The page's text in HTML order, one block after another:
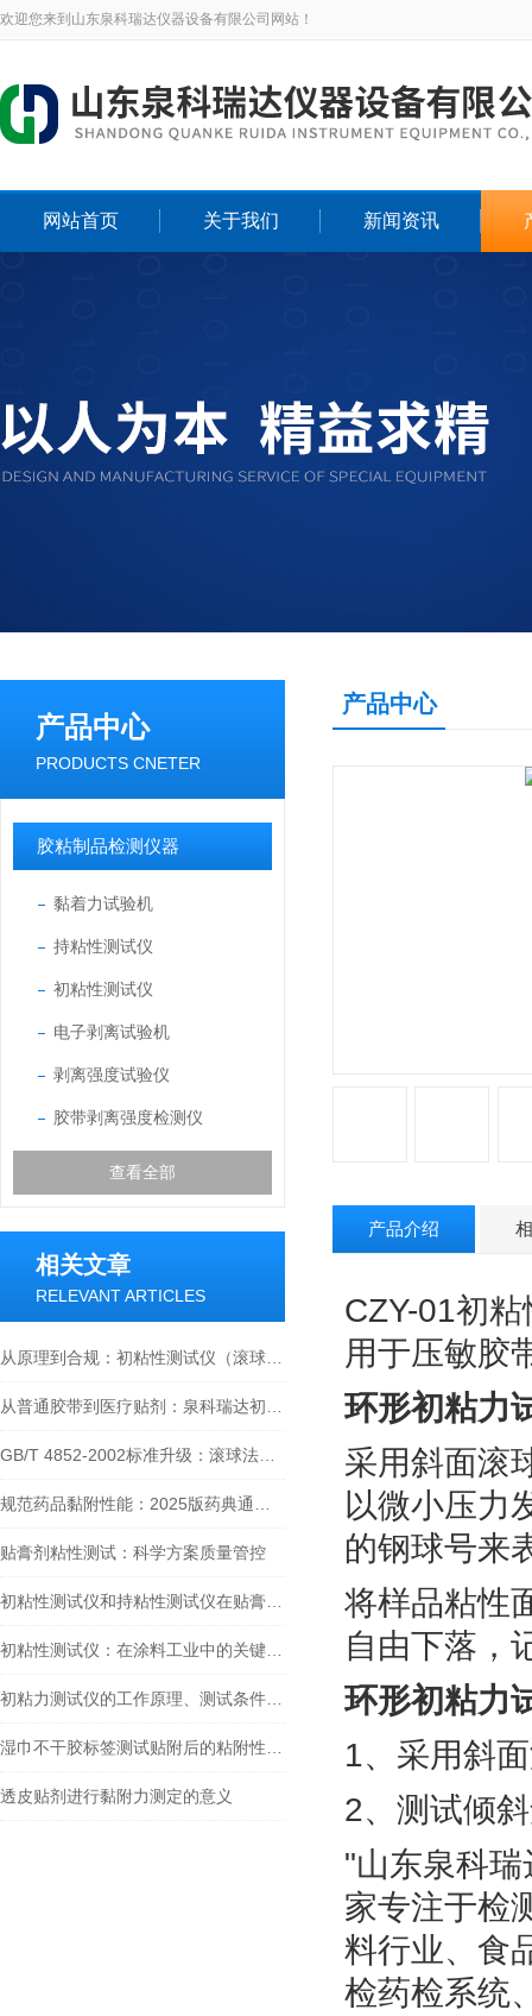
欢迎您来到山东泉科瑞达仪器设备有限公司网站！
网站首页 关于我们 新闻资讯
产品中心
PRODUCTS CNETER
胶粘制品检测仪器
黏着力试验机
持粘性测试仪
初粘性测试仪
电子剥离试验机
剥离强度试验仪
胶带剥离强度检测仪
查看全部
相关文章
RELEVANT ARTICLES
贴膏剂粘性测试：科学方案质量管控
透皮贴剂进行黏附力测定的意义
产品中心
产品介绍
CZY-01初
用于压敏胶
环形初粘力
采用斜面滚
以微小压力
的钢球号来
将样品粘性
自由下落，
环形初粘力
1、采用斜
2、测试倾
"山东泉科
家专注于检
料行业、食
检药检系统